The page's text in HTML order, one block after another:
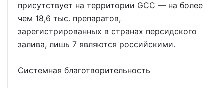
присутствует на территории GCC — на более
чем 18,6 тыс. препаратов,
зарегистрированных в странах персидского
залива, лишь 7 являются российскими.
Системная благотворительность